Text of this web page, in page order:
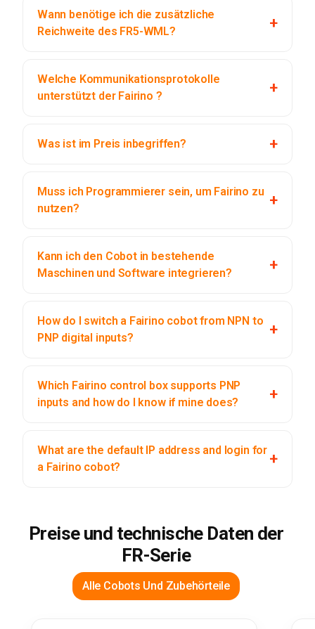
Wann benötige ich die zusätzliche
Reichweite des FR5-WML?
Welche Kommunikationsprotokolle
unterstützt der Fairino ?
Was ist im Preis inbegriffen?
Muss ich Programmierer sein, um Fairino zu
nutzen?
Kann ich den Cobot in bestehende
Maschinen und Software integrieren?
How do I switch a Fairino cobot from NPN to
PNP digital inputs?
Which Fairino control box supports PNP
inputs and how do I know if mine does?
What are the default IP address and login for
a Fairino cobot?
Preise und technische Daten der
FR-Serie
Alle Cobots Und Zubehörteile